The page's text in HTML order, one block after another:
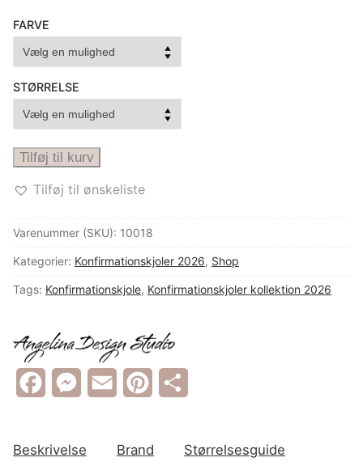
FARVE
STØRRELSE
Konfirmationskjole
blonderyg
antal
Tilføj til kurv
Tilføj til ønskeliste
Varenummer (SKU): 10018
Kategorier: Konfirmationskjoler 2026, Shop
Tags: Konfirmationskjole, Konfirmationskjoler kollektion 2026
FacebookMessenger
Email Pinterest
Beskrivelse Brand Størrelsesguide